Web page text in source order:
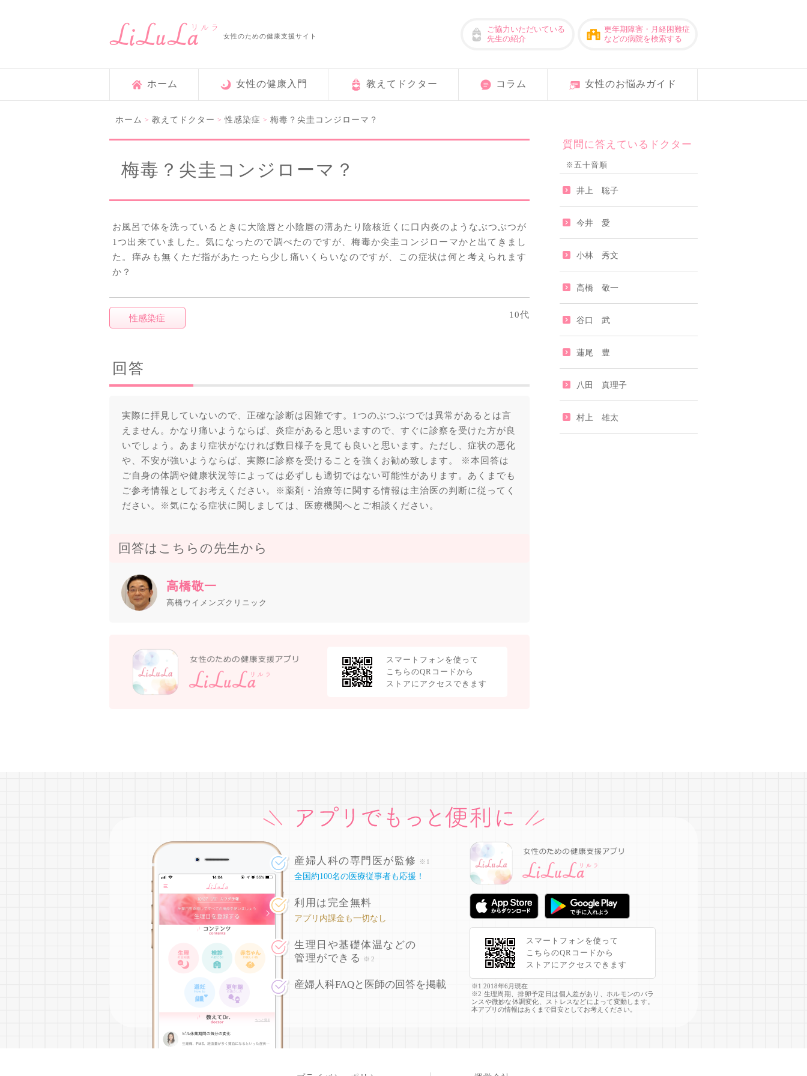
女性のための健康支援サイト
ご協力いただいている
先生の紹介
更年期障害・月経困難症
などの病院を検索する
ホーム 女性の健康入門 教えてドクター コラム 女性のお悩みガイド
ホーム > 教えてドクター >性感染症 > 梅毒？尖圭コンジローマ？
梅毒？尖圭コンジローマ？
お風呂で体を洗っているときに大陰唇と小陰唇の溝あたり陰核近くに口内炎のようなぶつぶつが
1つ出来ていました。気になったので調べたのですが、梅毒か尖圭コンジローマかと出てきまし
た。痒みも無くただ指があたったら少し痛いくらいなのですが、この症状は何と考えられます
か？
性感染症 10代
回答
実際に拝見していないので、正確な診断は困難です。1つのぶつぶつでは異常があるとは言
えません。かなり痛いようならば、炎症があると思いますので、すぐに診察を受けた方が良
いでしょう。あまり症状がなければ数日様子を見ても良いと思います。ただし、症状の悪化
や、不安が強いようならば、実際に診察を受けることを強くお勧め致します。 ※本回答は
ご自身の体調や健康状況等によっては必ずしも適切ではない可能性があります。あくまでも
ご参考情報としてお考えください。※薬剤・治療等に関する情報は主治医の判断に従ってく
ださい。※気になる症状に関しましては、医療機関へとご相談ください。
回答はこちらの先生から
高橋敬一
高橋ウイメンズクリニック
スマートフォンを使って
こちらのQRコードから
ストアにアクセスできます
質問に答えているドクター
※五十音順
井上 聡子
今井 愛
小林 秀文
高橋 敬一
谷口 武
蓮尾 豊
八田 真理子
村上 雄太
産婦人科の専門医が監修 ※1
全国約100名の医療従事者も応援！
利用は完全無料
アプリ内課金も一切なし
生理日や基礎体温などの
管理ができる
※2
産婦人科FAQと医師の回答を掲載
スマートフォンを使って
こちらのQRコードから
ストアにアクセスできます
※1 2018年6月現在
※2 生理周期、排卵予定日は個人差があり、ホルモンのバラ
ンスや微妙な体調変化、ストレスなどによって変動します。
本アプリの情報はあくまで目安としてお考えください。